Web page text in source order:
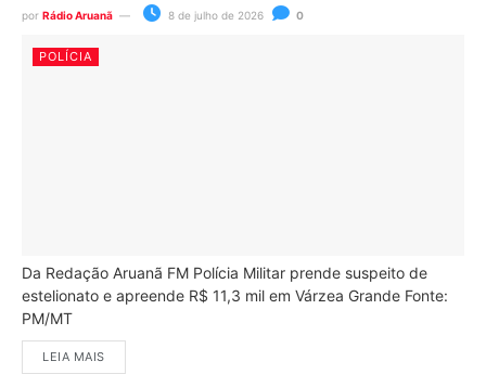
por Rádio Aruanã 8 de julho de 2026 0
POLÍCIA
Da Redação Aruanã FM Polícia Militar prende suspeito de
estelionato e apreende R$ 11,3 mil em Várzea Grande Fonte:
PM/MT
LEIA MAIS